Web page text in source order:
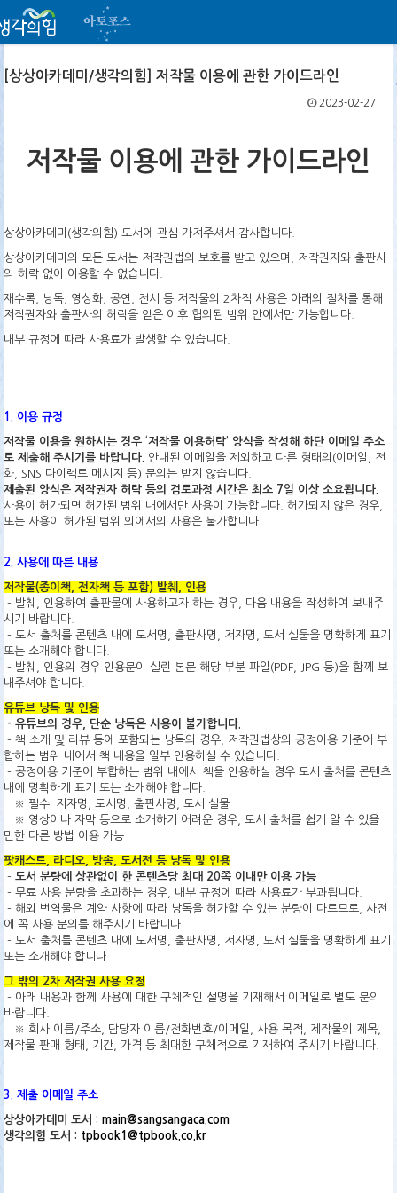
[상상아카데미/생각의힘] 저작물 이용에 관한 가이드라인
2023-02-27
저작물 이용에 관한 가이드라인
상상아카데미(생각의힘) 도서에 관심 가져주셔서 감사합니다.
상상아카데미의 모든 도서는 저작권법의 보호를 받고 있으며, 저작권자와 출판사
의 허락 없이 이용할 수 없습니다.
재수록, 낭독, 영상화, 공연, 전시 등 저작물의 2차적 사용은 아래의 절차를 통해
저작권자와 출판사의 허락을 얻은 이후 협의된 범위 안에서만 가능합니다.
내부 규정에 따라 사용료가 발생할 수 있습니다.
1. 이용 규정
저작물 이용을 원하시는 경우 ‘저작물 이용허락’ 양식을 작성해 하단 이메일 주소
로 제출해 주시기를 바랍니다. 안내된 이메일을 제외하고 다른 형태의(이메일, 전
화, SNS 다이렉트 메시지 등) 문의는 받지 않습니다.
제출된 양식은 저작권자 허락 등의 검토과정 시간은 최소 7일 이상 소요됩니다.
사용이 허가되면 허가된 범위 내에서만 사용이 가능합니다. 허가되지 않은 경우,
또는 사용이 허가된 범위 외에서의 사용은 불가합니다.
2. 사용에 따른 내용
저작물(종이책, 전자책 등 포함) 발췌, 인용
- 발췌, 인용하여 출판물에 사용하고자 하는 경우, 다음 내용을 작성하여 보내주
시기 바랍니다.
- 도서 출처를 콘텐츠 내에 도서명, 출판사명, 저자명, 도서 실물을 명확하게 표기
또는 소개해야 합니다.
- 발췌, 인용의 경우 인용문이 실린 본문 해당 부분 파일(PDF, JPG 등)을 함께 보
내주셔야 합니다.
유튜브 낭독 및 인용
- 유튜브의 경우, 단순 낭독은 사용이 불가합니다.
- 책 소개 및 리뷰 등에 포함되는 낭독의 경우, 저작권법상의 공정이용 기준에 부
합하는 범위 내에서 책 내용을 일부 인용하실 수 있습니다.
- 공정이용 기준에 부합하는 범위 내에서 책을 인용하실 경우 도서 출처를 콘텐츠
내에 명확하게 표기 또는 소개해야 합니다.
※ 필수: 저자명, 도서명, 출판사명, 도서 실물
※ 영상이나 자막 등으로 소개하기 어려운 경우, 도서 출처를 쉽게 알 수 있을
만한 다른 방법 이용 가능
팟캐스트, 라디오, 방송, 도서전 등 낭독 및 인용
-도서 분량에 상관없이 한 콘텐츠당 최대 20쪽 이내만 이용 가능
- 무료 사용 분량을 초과하는 경우, 내부 규정에 따라 사용료가 부과됩니다.
- 해외 번역물은 계약 사항에 따라 낭독을 허가할 수 있는 분량이 다르므로, 사전
에 꼭 사용 문의를 해주시기 바랍니다.
- 도서 출처를 콘텐츠 내에 도서명, 출판사명, 저자명, 도서 실물을 명확하게 표기
또는 소개해야 합니다.
그 밖의 2차 저작권 사용 요청
- 아래 내용과 함께 사용에 대한 구체적인 설명을 기재해서 이메일로 별도 문의
바랍니다.
※ 회사 이름/주소, 담당자 이름/전화번호/이메일, 사용 목적, 제작물의 제목,
제작물 판매 형태, 기간, 가격 등 최대한 구체적으로 기재하여 주시기 바랍니다.
3. 제출 이메일 주소
상상아카데미 도서 :main@sangsangaca.com
생각의힘 도서 : tpbook1@tpbook.co.kr